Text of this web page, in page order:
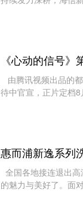
《心动的信号
由腾讯视频出品的
待中官宣，正片定档8
惠而浦新逸系列
全国各地接连退出
的魅力与美好了。面